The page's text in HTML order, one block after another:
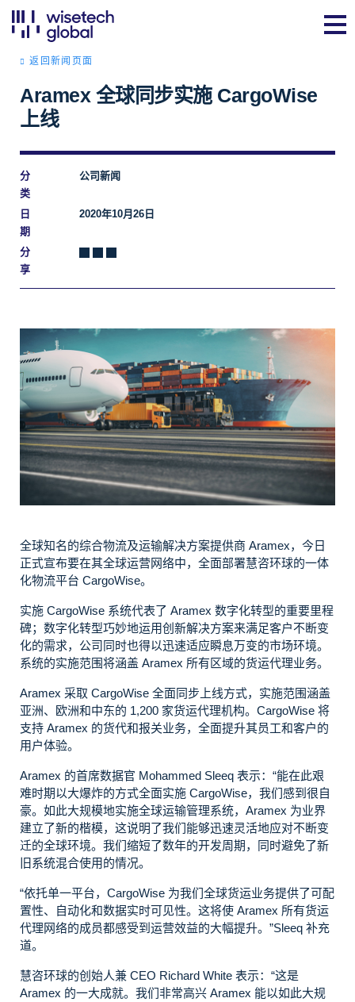
返回新闻页面
Aramex 全球同步实施 CargoWise
上线
分
类
公司新闻
日
期
2020年10月26日
分
享
全球知名的综合物流及运输解决方案提供商 Aramex，今日
正式宣布要在其全球运营网络中，全面部署慧咨环球的一体
化物流平台 CargoWise。
实施 CargoWise 系统代表了 Aramex 数字化转型的重要里程
碑；数字化转型巧妙地运用创新解决方案来满足客户不断变
化的需求，公司同时也得以迅速适应瞬息万变的市场环境。
系统的实施范围将涵盖 Aramex 所有区域的货运代理业务。
Aramex 采取 CargoWise 全面同步上线方式，实施范围涵盖
亚洲、欧洲和中东的 1,200 家货运代理机构。CargoWise 将
支持 Aramex 的货代和报关业务，全面提升其员工和客户的
用户体验。
Aramex 的首席数据官 Mohammed Sleeq 表示：“能在此艰
难时期以大爆炸的方式全面实施 CargoWise，我们感到很自
豪。如此大规模地实施全球运输管理系统，Aramex 为业界
建立了新的楷模，这说明了我们能够迅速灵活地应对不断变
迁的全球环境。我们缩短了数年的开发周期，同时避免了新
旧系统混合使用的情况。
“依托单一平台，CargoWise 为我们全球货运业务提供了可配
置性、自动化和数据实时可见性。这将使 Aramex 所有货运
代理网络的成员都感受到运营效益的大幅提升。”Sleeq 补充
道。
慧咨环球的创始人兼 CEO Richard White 表示：“这是
Aramex 的一大成就。我们非常高兴 Aramex 能以如此大规